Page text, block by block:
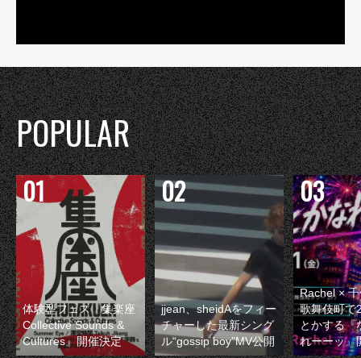
POPULAR
体験型フェス『集楽座
Collective Sounds &
Cultures』開催決定
jjean、sheidAをフィー
チャーした最新シング
ル“gossip boy”MV公開
Rachel ×
歌舞伎町で
とかする『
れーーッ』